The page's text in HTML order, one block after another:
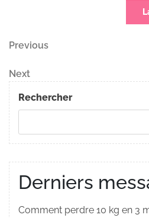
Navigation
de
l’article
Previous
Previous
Next
Post
Next
Rechercher
Derniers
Comment perdre 10 kg en 3